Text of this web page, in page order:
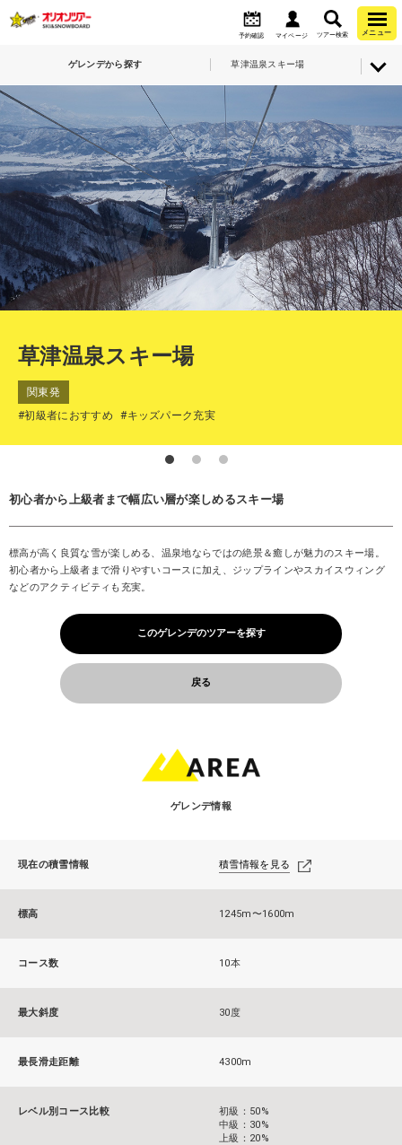
予約確認 マイページ ツアー検索 メニュー
ゲレンデから探す 草津温泉スキー場
草津温泉スキー場
関東発
#初級者におすすめ
#キッズパーク充実
初心者から上級者まで幅広い層が楽しめるスキー場
標高が高く良質な雪が楽しめる、温泉地ならではの絶景＆癒しが魅力のスキー場。
初心者から上級者まで滑りやすいコースに加え、ジップラインやスカイスウィング
などのアクティビティも充実。
このゲレンデのツアーを探す
戻る
ゲレンデ情報
現在の積雪情報 積雪情報を見る
標高 1245m〜1600m
コース数 10本
最大斜度 30度
最長滑走距離 4300m
レベル別コース比較
初級：50%
中級：30%
上級：20%